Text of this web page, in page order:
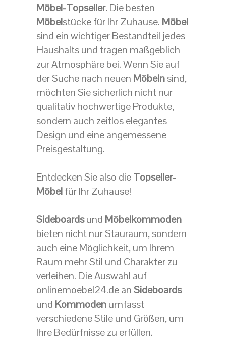
Möbel-Topseller.Die besten
Möbelstücke für Ihr Zuhause. Möbel
sind ein wichtiger Bestandteil jedes
Haushalts und tragen maßgeblich
zur Atmosphäre bei. Wenn Sie auf
der Suche nach neuen Möbelnsind,
möchten Sie sicherlich nicht nur
qualitativ hochwertige Produkte,
sondern auch zeitlos elegantes
Design und eine angemessene
Preisgestaltung.
Entdecken Sie also dieTopseller-
Möbelfür Ihr Zuhause!
Sideboardsund Möbelkommoden
bieten nicht nur Stauraum, sondern
auch eine Möglichkeit, um Ihrem
Raum mehr Stil und Charakter zu
verleihen. Die Auswahl auf
onlinemoebel24.de anSideboards
und Kommodenumfasst
verschiedene Stile und Größen, um
Ihre Bedürfnisse zu erfüllen.